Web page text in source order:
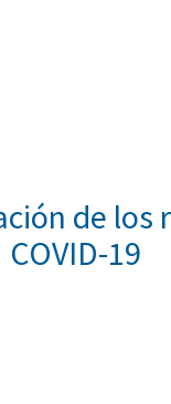
de los
COVID-19